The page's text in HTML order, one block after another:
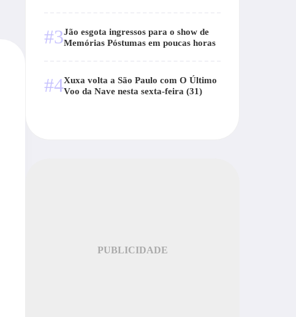
#3Jão esgota ingressos para o show de
Memórias Póstumas em poucas horas
#4Xuxa volta a São Paulo com O Último
Voo da Nave nesta sexta-feira (31)
PUBLICIDADE